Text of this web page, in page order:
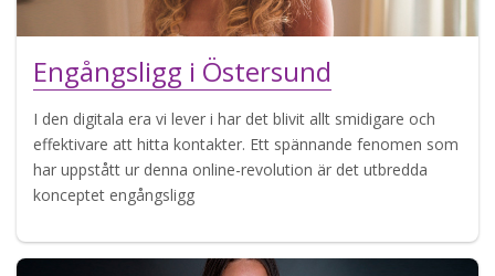
Engångsligg i Östersund
I den digitala era vi lever i har det blivit allt smidigare och
effektivare att hitta kontakter. Ett spännande fenomen som
har uppstått ur denna online-revolution är det utbredda
konceptet engångsligg